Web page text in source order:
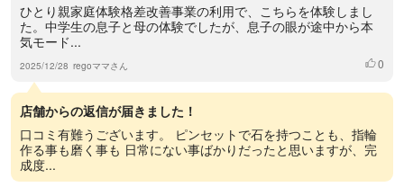
ひとり親家庭体験格差改善事業の利用で、こちらを体験しまし
た。中学生の息子と母の体験でしたが、息子の眼が途中から本
気モード...
2025/12/28 regoママさん いいね
0
店舗からの返信が届きました！
口コミ有難うございます。 ピンセットで石を持つことも、指輪
作る事も磨く事も 日常にない事ばかりだったと思いますが、完
成度...